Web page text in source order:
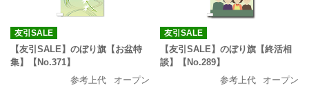
友引SALE
【友引SALE】のぼり旗【お盆特
集】【No.371】
参考上代
オープン
友引SALE
【友引SALE】のぼり旗【終活相
談】【No.289】
参考上代
オープン